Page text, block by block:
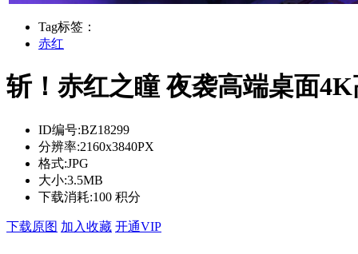
Tag标签：
赤红
斩！赤红之瞳 夜袭高端桌面
ID编号:BZ18299
分辨率:2160x3840PX
格式:JPG
大小:3.5MB
下载消耗:100 积分
下载原图 加入收藏 开通VIP